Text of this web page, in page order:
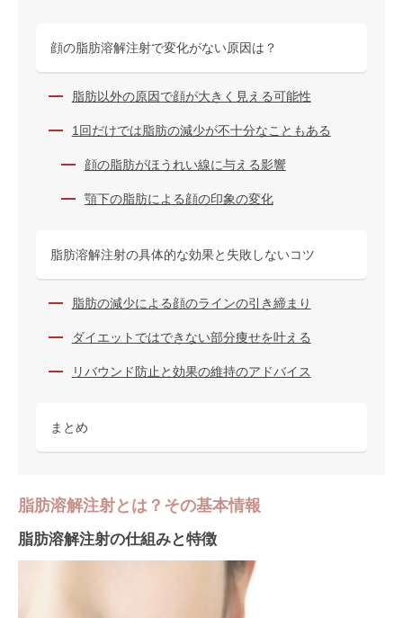
顔の脂肪溶解注射で変化がない原因は？
脂肪以外の原因で顔が大きく見える可能性
1回だけでは脂肪の減少が不十分なこともある
顔の脂肪がほうれい線に与える影響
顎下の脂肪による顔の印象の変化
脂肪溶解注射の具体的な効果と失敗しないコツ
脂肪の減少による顔のラインの引き締まり
ダイエットではできない部分痩せを叶える
リバウンド防止と効果の維持のアドバイス
まとめ
脂肪溶解注射とは？その基本情報
脂肪溶解注射の仕組みと特徴